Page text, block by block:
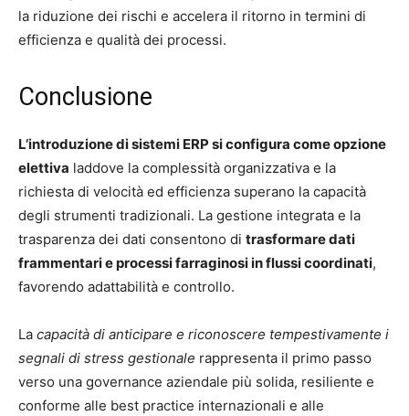
la riduzione dei rischi e accelera il ritorno in termini di
efficienza e qualità dei processi.
Conclusione
L’introduzione di sistemi ERP si configura come opzione
elettiva laddove la complessità organizzativa e la
richiesta di velocità ed efficienza superano la capacità
degli strumenti tradizionali. La gestione integrata e la
trasparenza dei dati consentono di trasformare dati
frammentari e processi farraginosi in flussi coordinati,
favorendo adattabilità e controllo.
La capacità di anticipare e riconoscere tempestivamente i
segnali di stress gestionale rappresenta il primo passo
verso una governance aziendale più solida, resiliente e
conforme alle best practice internazionali e alle